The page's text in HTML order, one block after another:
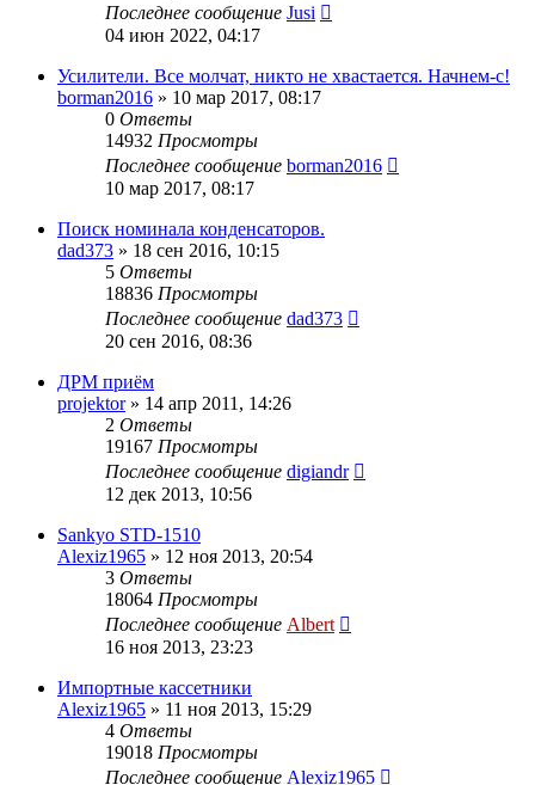
Последнее сообщение Jusi
04 июн 2022, 04:17
Усилители. Все молчат, никто не хвастается. Начнем-с!
borman2016 » 10 мар 2017, 08:17
0 Ответы
14932 Просмотры
Последнее сообщение borman2016
10 мар 2017, 08:17
Поиск номинала конденсаторов.
dad373 » 18 сен 2016, 10:15
5 Ответы
18836 Просмотры
Последнее сообщение dad373
20 сен 2016, 08:36
ДРМ приём
projektor» 14 апр 2011, 14:26
2 Ответы
19167 Просмотры
Последнее сообщение digiandr
12 дек 2013, 10:56
Sankyo STD-1510
Alexiz1965 » 12 ноя 2013, 20:54
3 Ответы
18064 Просмотры
Последнее сообщение Albert
16 ноя 2013, 23:23
Импортные кассетники
Alexiz1965 » 11 ноя 2013, 15:29
4 Ответы
19018 Просмотры
Последнее сообщение Alexiz1965